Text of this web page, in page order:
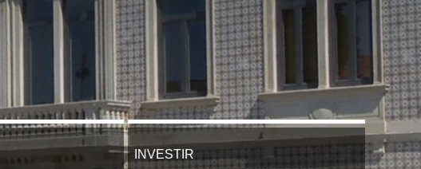
INVESTIR